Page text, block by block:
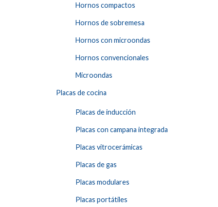
Hornos compactos
Hornos de sobremesa
Hornos con microondas
Hornos convencionales
Microondas
Placas de cocina
Placas de inducción
Placas con campana integrada
Placas vitrocerámicas
Placas de gas
Placas modulares
Placas portátiles